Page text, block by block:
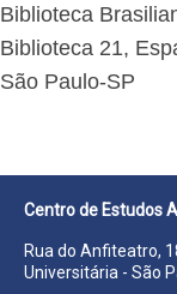
Biblioteca
Biblioteca 21,
São Paulo-SP
Centro de Estudos
Rua do Anfiteatro,
Universitária - São